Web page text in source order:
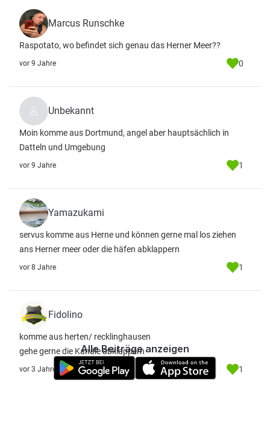
Marcus Runschke
Raspotato, wo befindet sich genau das Herner Meer??
vor 9 Jahre 0
Unbekannt
Moin komme aus Dortmund, angel aber hauptsächlich in
Datteln und Umgebung
vor 9 Jahre 1
Yamazukami
servus komme aus Herne und können gerne mal los ziehen
ans Herner meer oder die häfen abklappern
vor 8 Jahre 1
Fidolino
komme aus herten/ recklinghausen
gehe gerne die Kanäle abklappern
vor 3 Jahre 1
Alle Beiträge anzeigen